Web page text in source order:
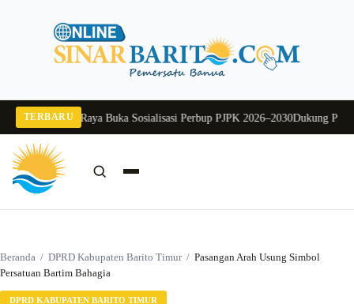
TERBARU
Murung Raya Buka Sosialisasi Perbup PJPK 2026–2030Dukung Program
Beranda / DPRD Kabupaten Barito Timur / Pasangan Arah Usung Simbol
Persatuan Bartim Bahagia
DPRD KABUPATEN BARITO TIMUR